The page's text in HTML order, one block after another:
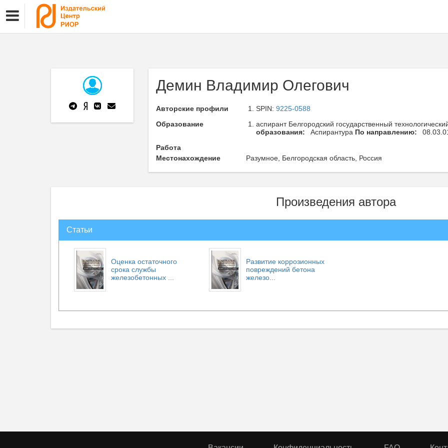
Демин Владимир Олегович
Авторские профили SPIN: 9225-0588
Образование
аспирант Белгородский государственный
образования:
Аспирантура По направлению:
Работа
Местонахождение
Разумное, Белгородская область, Россия
Произведения автора
Статьи
Оценка остаточного
срока службы
железобетонных ...
Развитие коррозионных
повреждений бетона
железо...